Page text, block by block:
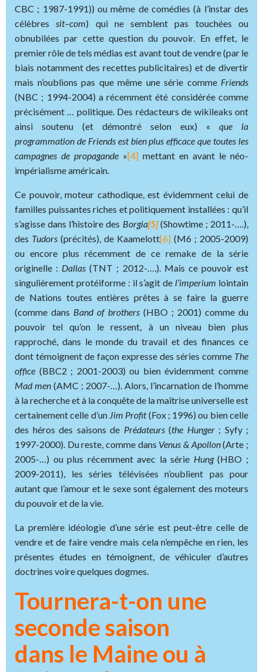
CBC ; 1987-1991)) ou même de comédies (à l’instar des
célèbres sit–com) qui ne semblent pas touchées ou
obnubilées par cette question du pouvoir. En effet, le
premier rôle de tels médias est avant tout de vendre (par le
biais notamment des recettes publicitaires) et de divertir
mais n’oublions pas que même une série comme Friends
(NBC ; 1994-2004) a récemment été considérée comme
précisément … politique. Des rédacteurs de wikileaks ont
ainsi soutenu (et démontré selon eux) « que la
programmation de Friends est bien plus efficace que toutes les
campagnes de propagande »[4] mettant en avant le néo-
impérialisme américain.
Ce pouvoir, moteur cathodique, est évidemment celui de
familles puissantes riches et politiquement installées : qu’il
s’agisse dans l’histoire des Borgia[5] (Showtime ; 2011-….),
des Tudors (précités), de Kaamelott[6] (M6 ; 2005-2009)
ou encore plus récemment de ce remake de la série
originelle : Dallas(TNT ; 2012-….). Mais ce pouvoir est
singulièrement protéiforme : il s’agit de l’imperium lointain
de Nations toutes entières prêtes à se faire la guerre
(comme dans Band of brothers (HBO ; 2001) comme du
pouvoir tel qu’on le ressent, à un niveau bien plus
rapproché, dans le monde du travail et des finances ce
dont témoignent de façon expresse des séries comme The
office (BBC2 ; 2001-2003) ou bien évidemment comme
Mad men (AMC ; 2007-…). Alors, l’incarnation de l’homme
à la recherche et à la conquête de la maîtrise universelle est
certainement celle d’un Jim Profit(Fox ; 1996) ou bien celle
des héros des saisons de Prédateurs (the Hunger ; Syfy ;
1997-2000). Du reste, comme dans Venus & Apollon(Arte ;
2005-…) ou plus récemment avec la série Hung(HBO ;
2009-2011), les séries télévisées n’oublient pas pour
autant que l’amour et le sexe sont également des moteurs
du pouvoir et de la vie.
La première idéologie d’une série est peut-être celle de
vendre et de faire vendre mais cela n’empêche en rien, les
présentes études en témoignent, de véhiculer d’autres
doctrines voire quelques dogmes.
Tournera-t-on une
seconde saison
dans le Maine ou à